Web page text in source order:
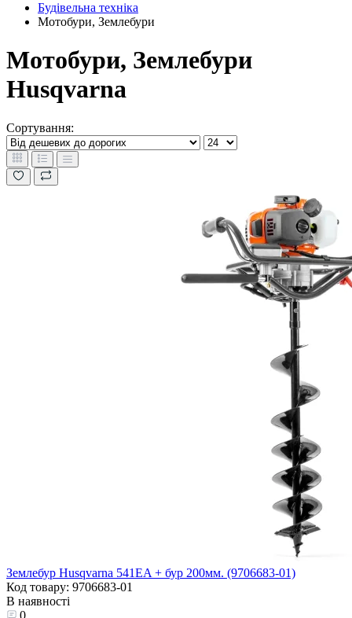
Будівельна техніка
Мотобури, Землебури
Мотобури, Землебури
Husqvarna
Сортування:
Землебур Husqvarna 541EA + бур 200мм. (9706683-01)
Код товару: 9706683-01
В наявності
0